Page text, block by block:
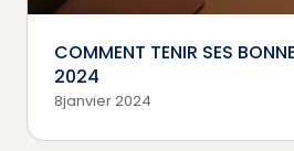
COMMENT TENIR SES
2024
8janvier 2024